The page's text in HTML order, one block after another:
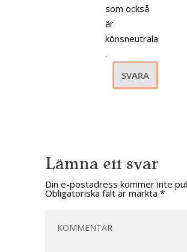
som också
är
könsneutrala
.
SVARA
Lämna ett svar
Din e-postadress kommer inte
Obligatoriska fält är märkta *